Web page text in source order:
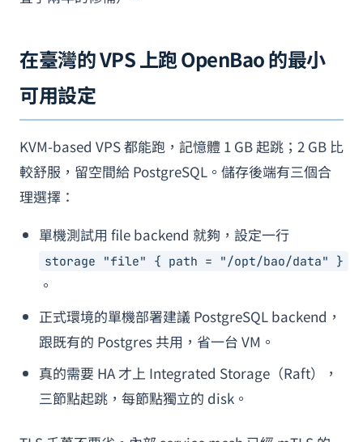
在臺灣的 VPS 上跑 OpenBao 的最小
可用設定
KVM-based VPS 都能跑，記憶體 1 GB 起跳；2 GB 比
較舒服，留空間給 PostgreSQL。儲存後端有三個合
理選擇：
單機測試用 file backend 就夠，設定一行
storage "file" { path = "/opt/bao/data" }
。
正式環境的單機部署建議 PostgreSQL backend，
跟既有的 Postgres 共用，省一台 VM。
真的需要 HA 才上 Integrated Storage（Raft），
三節點起跳，每節點獨立的 disk。